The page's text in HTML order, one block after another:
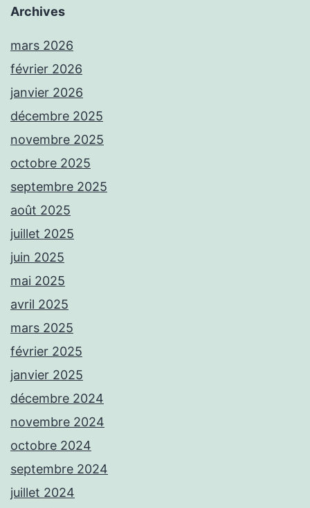
Archives
mars 2026
février 2026
janvier 2026
décembre 2025
novembre 2025
octobre 2025
septembre 2025
août 2025
juillet 2025
juin 2025
mai 2025
avril 2025
mars 2025
février 2025
janvier 2025
décembre 2024
novembre 2024
octobre 2024
septembre 2024
juillet 2024